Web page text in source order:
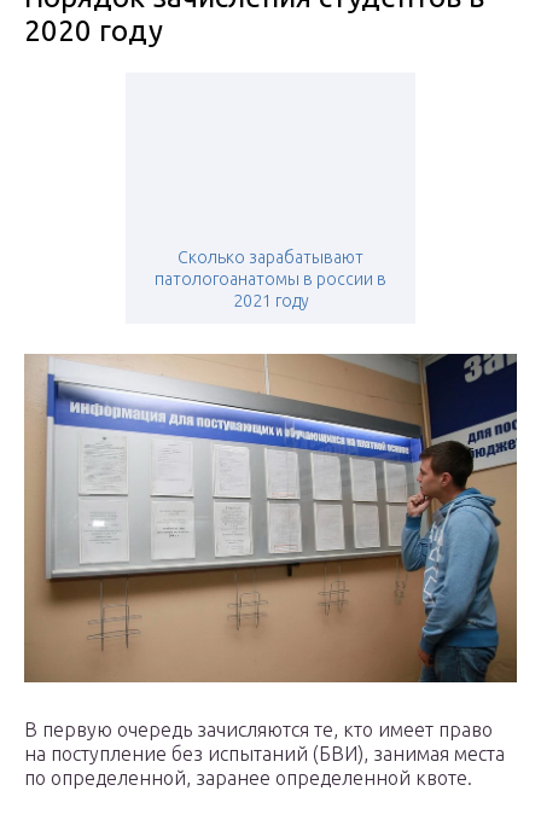
2020 году
Сколько зарабатывают
патологоанатомы в россии в
2021 году
В первую очередь зачисляются те, кто имеет право
на поступление без испытаний (БВИ), занимая места
по определенной, заранее определенной квоте.